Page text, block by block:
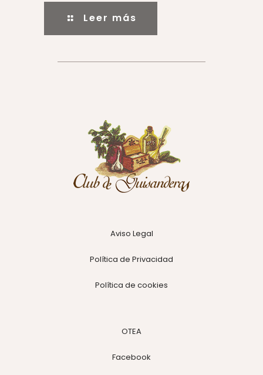
Leer más
Aviso Legal
Política de Privacidad
Política de cookies
OTEA
Facebook